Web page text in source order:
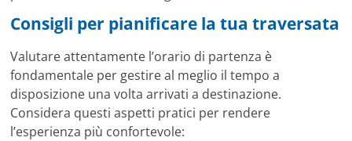
Consigli per pianificare la tua traversata
Valutare attentamente l’orario di partenza è
fondamentale per gestire al meglio il tempo a
disposizione una volta arrivati a destinazione.
Considera questi aspetti pratici per rendere
l’esperienza più confortevole: